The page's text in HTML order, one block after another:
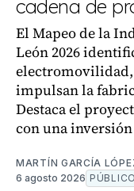
cadena de
El Mapeo de la
León 2026
impulsan la
Destaca el
con una
MARTÍN GARCÍA
6 agosto 2026 PÚBLICO